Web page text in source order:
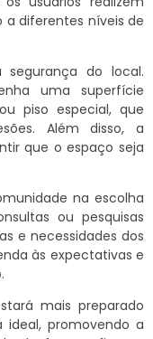
diferentes níveis de
do local.
uma superfície
piso especial, que
Além disso, a
que o espaço seja
na escolha
ou pesquisas
e necessidades dos
às expectativas e
mais preparado
ideal, promovendo a